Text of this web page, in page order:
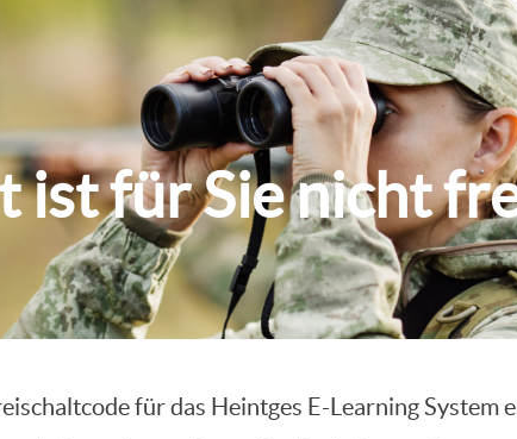
ist für Sie nicht
für das Heintges E-Learning System